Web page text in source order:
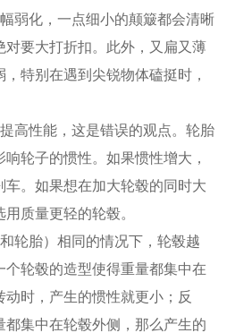
弱化，一点细小的颠簸都会清晰
对要大打折扣。此外，又扁又薄
特别在遇到尖锐物体磕挺时，
高性能，这是错误的观点。轮胎
轮子的惯性。如果惯性增大，
。如果想在加大轮毂的同时大
质量更轻的轮毂。
轮胎）相同的情况下，轮毂越
个轮毂的造型使得重量都集中在
时，产生的惯性就更小；反
都集中在轮毂外侧，那么产生的